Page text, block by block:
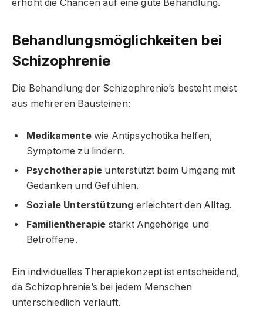
erhöht die Chancen auf eine gute Behandlung.
Behandlungsmöglichkeiten bei
Schizophrenie
Die Behandlung der Schizophrenie’s besteht meist
aus mehreren Bausteinen:
Medikamentewie Antipsychotika helfen,
Symptome zu lindern.
Psychotherapie unterstützt beim Umgang mit
Gedanken und Gefühlen.
Soziale Unterstützung erleichtert den Alltag.
Familientherapie stärkt Angehörige und
Betroffene.
Ein individuelles Therapiekonzept ist entscheidend,
da Schizophrenie’s bei jedem Menschen
unterschiedlich verläuft.